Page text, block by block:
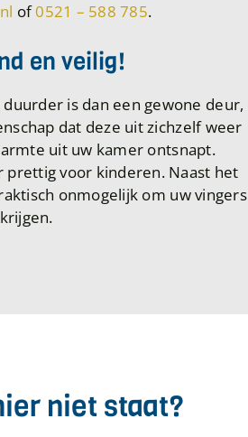
of0521 – 588 785.
en veilig!
is dan een gewone deur,
dat deze uit zichzelf weer
uit uw kamer ontsnapt.
prettig voor kinderen. Naast het
onmogelijk om uw vingers
niet staat?